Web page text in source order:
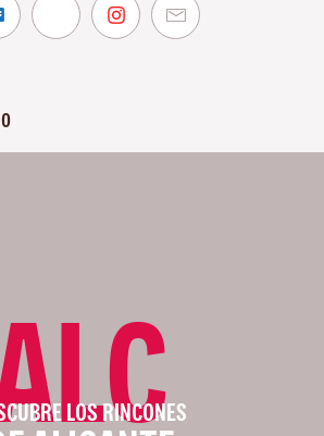
LOS RINCONES